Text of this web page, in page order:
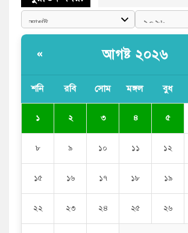
« আগষ্ট ২০২৬
শনি রবি সোম মঙ্গল বুধ
১ ২ ৩ ৪ ৫
৮ ৯ ১০ ১১ ১২
১৫ ১৬ ১৭ ১৮ ১৯
২২ ২৩ ২৪ ২৫ ২৬